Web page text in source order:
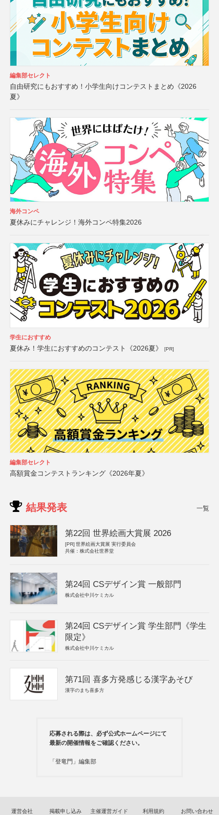
編集部セレクト
自由研究にもおすすめ！小学生向けコンテストまとめ《2026
夏》
海外コンペ
夏休みにチャレンジ！海外コンペ特集2026
学生におすすめ
夏休み！学生におすすめのコンテスト《2026夏》 [PR]
編集部セレクト
高額賞金コンテストランキング《2026年夏》
結果発表 一覧
第22回 世界絵画大賞展 2026
[PR] 世界絵画大賞展 実行委員会
共催：株式会社世界堂
第24回 CSデザイン賞 一般部門
株式会社中川ケミカル
第24回 CSデザイン賞 学生部門《学生
限定》
株式会社中川ケミカル
第71回 喜多方発感じる漢字あそび
漢字のまち喜多方
応募される際は、必ず公式ホームページにて
最新の開催情報をご確認ください。
「登竜門」編集部
運営会社 掲載申し込み 主催運営ガイド 利用規約 お問い合わせ